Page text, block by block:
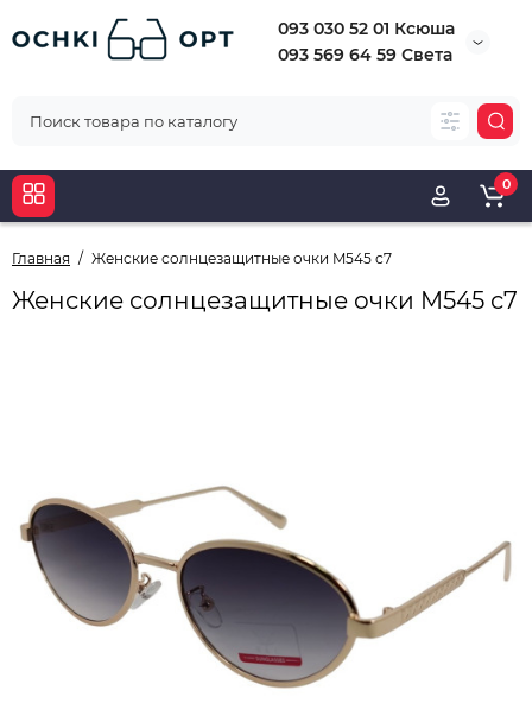
093 030 52 01 Ксюша
093 569 64 59 Света
0
Главная Женские солнцезащитные очки M545 с7
Женские солнцезащитные очки M545 с7